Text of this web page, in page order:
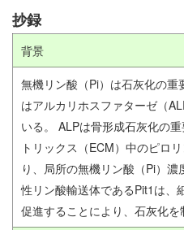
抄録
背景
無機リン酸（Pi）は石灰化の
はアルカリホスファターゼ（
いる。 ALPは骨形成石灰化の
トリックス（ECM）中のピロ
り、局所の無機リン酸（Pi）
性リン酸輸送体であるPit1は、
促進することにより、石灰化を